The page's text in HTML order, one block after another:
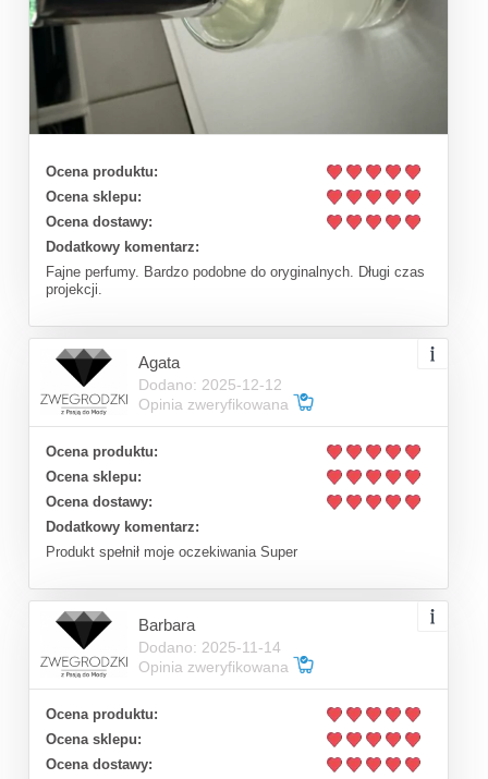
Ocena produktu:
Ocena sklepu:
Ocena dostawy:
Dodatkowy komentarz:
Fajne perfumy. Bardzo podobne do oryginalnych. Długi czas
projekcji.
Agata
Dodano: 2025-12-12
Opinia zweryfikowana
Ocena produktu:
Ocena sklepu:
Ocena dostawy:
Dodatkowy komentarz:
Produkt spełnił moje oczekiwania Super
Barbara
Dodano: 2025-11-14
Opinia zweryfikowana
Ocena produktu:
Ocena sklepu:
Ocena dostawy: